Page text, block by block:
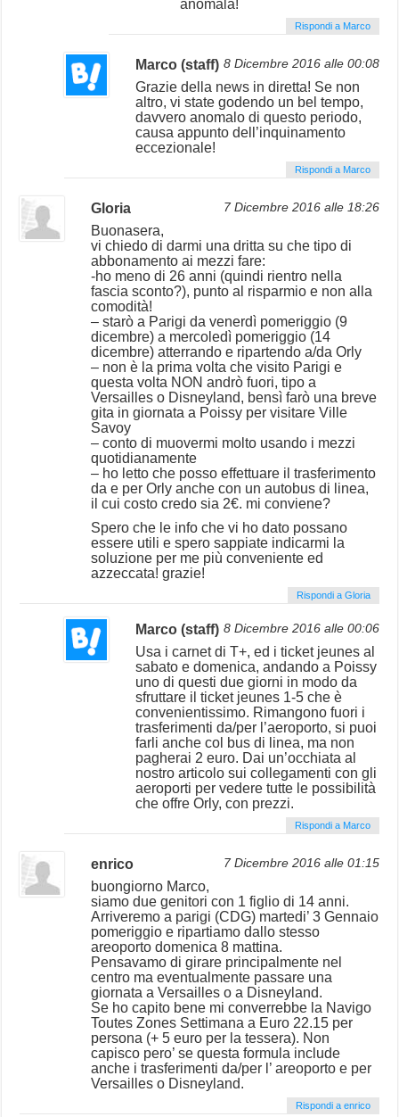
anomala!
Rispondi a Marco
Marco (staff) 8 Dicembre 2016 alle 00:08
Grazie della news in diretta! Se non
altro, vi state godendo un bel tempo,
davvero anomalo di questo periodo,
causa appunto dell’inquinamento
eccezionale!
Rispondi a Marco
Gloria 7 Dicembre 2016 alle 18:26
Buonasera,
vi chiedo di darmi una dritta su che tipo di
abbonamento ai mezzi fare:
-ho meno di 26 anni (quindi rientro nella
fascia sconto?), punto al risparmio e non alla
comodità!
– starò a Parigi da venerdì pomeriggio (9
dicembre) a mercoledì pomeriggio (14
dicembre) atterrando e ripartendo a/da Orly
– non è la prima volta che visito Parigi e
questa volta NON andrò fuori, tipo a
Versailles o Disneyland, bensì farò una breve
gita in giornata a Poissy per visitare Ville
Savoy
– conto di muovermi molto usando i mezzi
quotidianamente
– ho letto che posso effettuare il trasferimento
da e per Orly anche con un autobus di linea,
il cui costo credo sia 2€. mi conviene?
Spero che le info che vi ho dato possano
essere utili e spero sappiate indicarmi la
soluzione per me più conveniente ed
azzeccata! grazie!
Rispondi a Gloria
Marco (staff) 8 Dicembre 2016 alle 00:06
Usa i carnet di T+, ed i ticket jeunes al
sabato e domenica, andando a Poissy
uno di questi due giorni in modo da
sfruttare il ticket jeunes 1-5 che è
convenientissimo. Rimangono fuori i
trasferimenti da/per l’aeroporto, si puoi
farli anche col bus di linea, ma non
pagherai 2 euro. Dai un’occhiata al
nostro articolo sui collegamenti con gli
aeroporti per vedere tutte le possibilità
che offre Orly, con prezzi.
Rispondi a Marco
enrico 7 Dicembre 2016 alle 01:15
buongiorno Marco,
siamo due genitori con 1 figlio di 14 anni.
Arriveremo a parigi (CDG) martedi’ 3 Gennaio
pomeriggio e ripartiamo dallo stesso
areoporto domenica 8 mattina.
Pensavamo di girare principalmente nel
centro ma eventualmente passare una
giornata a Versailles o a Disneyland.
Se ho capito bene mi converrebbe la Navigo
Toutes Zones Settimana a Euro 22.15 per
persona (+ 5 euro per la tessera). Non
capisco pero’ se questa formula include
anche i trasferimenti da/per l’ areoporto e per
Versailles o Disneyland.
Rispondi a enrico